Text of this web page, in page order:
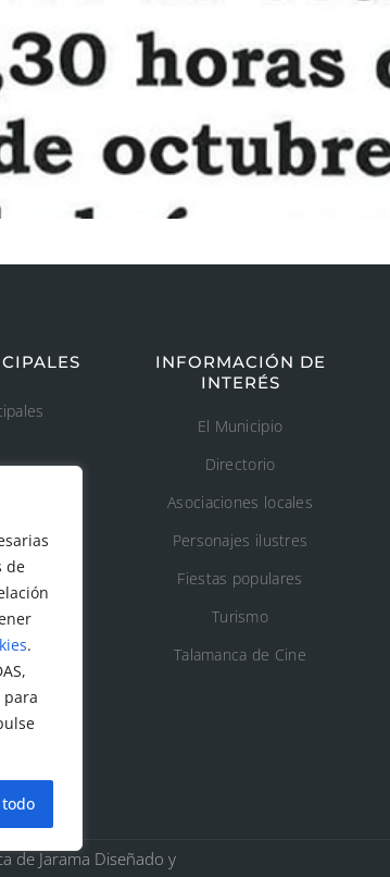
de
.
para
INFORMACIÓN DE
INTERÉS
El Municipio
Directorio
Asociaciones locales
Personajes ilustres
Fiestas populares
Turismo
Talamanca de Cine
de Jarama Diseñado y